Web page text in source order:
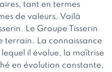
tant en termes
de valeurs. Voilà
Le Groupe Tisserin
terrain. La connaissance
il évolue, la maîtrise
en évolution constante,